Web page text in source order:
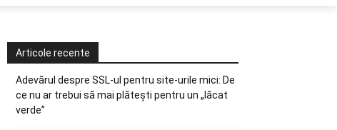
Articole recente
Adevărul despre SSL-ul pentru site-urile mici: De
ce nu ar trebui să mai plătești pentru un „lăcat
verde”